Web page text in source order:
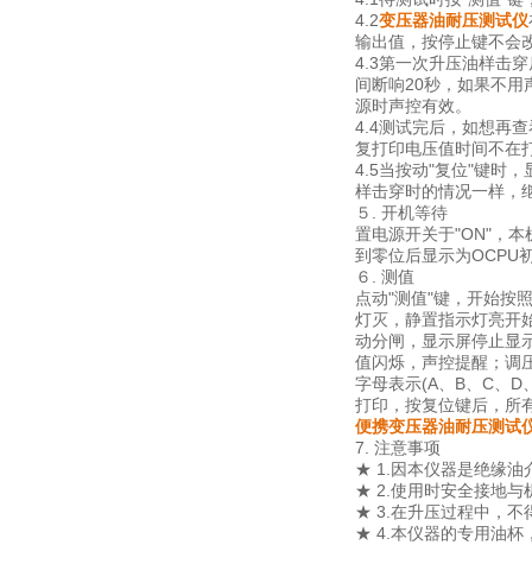
4.2变压器油耐压测试仪
输出值，按停止键不会
4.3第一次升压油样击
间断响20秒，如果不用
源时声控有效。
4.4测试完后，如想再
复打印电压值时间不在
4.5当按动"复位"键时，
样击穿时的情况一样，
５. 开机等待
置电源开关于"ON"，本
到零位后显示为OCPU
６. 测值
点动"测值"键，开始按
灯灭，静置指示灯亮开
动分闸，显示屏停止显
值闪烁，声控提醒；调
字母表示(A、B、C、D
打印，按复位键后，所
便携变压器油耐压测试
7. 注意事项
★ 1.因本仪器是绝缘油
★ 2.使用时安全接地与
★ 3.在升压过程中，不
★ 4.本仪器的专用油杯